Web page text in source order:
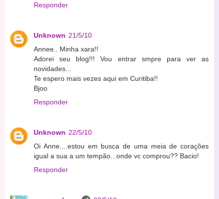
Responder
Unknown 21/5/10
Annee.. Minha xara!!
Adorei seu blog!!! Vou entrar smpre para ver as
novidades...
Te espero mais vezes aqui em Curitiba!!
Bjoo
Responder
Unknown 22/5/10
Oi Anne....estou em busca de uma meia de corações
igual a sua a um tempão...onde vc comprou?? Bacio!
Responder